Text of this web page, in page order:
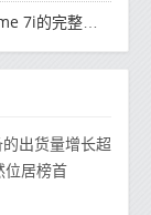
格并导致泄漏
出货量增长超
位居榜首